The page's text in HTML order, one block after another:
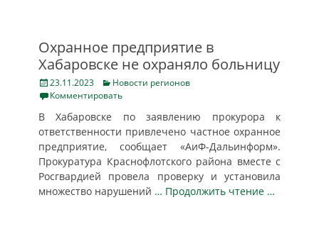
Охранное предприятие в
Хабаровске не охраняло больницу
Posted
on
23.11.2023 Categories
Новости регионов
Комментировать
В Хабаровске по заявлению прокурора к
ответственности привлечено частное охранное
предприятие, сообщает «АиФ-Дальинформ».
Прокуратура Краснофлотского района вместе с
Росгвардией провела проверку и установила
множество нарушений … Продолжить чтение …